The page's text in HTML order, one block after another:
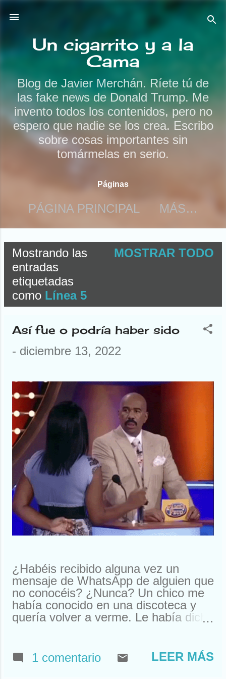
Ir al contenido principal
Un cigarrito y a la
Cama
Blog de Javier Merchán. Ríete tú de
las fake news de Donald Trump. Me
invento todos los contenidos, pero no
espero que nadie se los crea. Escribo
sobre cosas importantes sin
tomármelas en serio.
Páginas
PÁGINA PRINCIPAL MÁS…
E
n
t
a
a
s
Mostrando las
entradas
etiquetadas
como Línea 5
MOSTRAR TODO
Así fue o podría haber sido
- diciembre 13, 2022
¿Habéis recibido alguna vez un
mensaje de WhatsApp de alguien que
no conocéis? ¿Nunca? Un chico me
había conocido en una discoteca y
quería volver a verme. Le había dicho
desesperadamente. Estuve a punto
de llamarle y quedar. Pero resulta
1 comentario LEER MÁS